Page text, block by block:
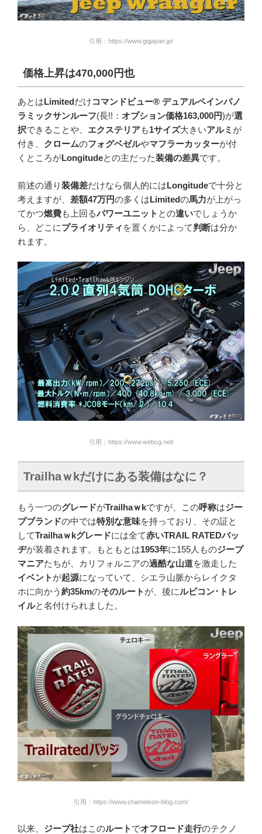
引用：https://www.gqjapan.jp/
価格上昇は470,000 円也
あとはLimitedだけコマンドビュー® デュアルペインパノ
ラミックサンルーフ(長!!： オプション価格163,000円)が選
択できることや、 エクステリアも1サイズ大きいアルミ が
付き、 クロームのフォグベゼルやマフラーカッターが付
くところがLongitudeとの主だった装備の差異です。
前述の通り装備差だけなら個人的にはLongitudeで十分と
考えますが、 差額47万円の多くはLimitedの馬力が上がっ
てかつ燃費も上回るパワーユニット との違いでしょうか
ら、どこにプライオリティ を置くかによって判断は分か
れます。
引用：https://www.webcg.net/
Trailhaｗkだけにある装備はなに？
もう一つのグレードがTrailhaｗkですが、この呼称はジー
プブランドの中では特別な意味を持っており、その証と
してTrailhaｗkグレードには全て赤いTRAIL RATEDバッ
ヂが装着されます。もともとは1953年に155人ものジープ
マニアたちが、カリフォルニアの過酷な山道を激走した
イベント が起源になっていて、シエラ山脈からレイクタ
ホに向かう 約35kmのそのルート が、後にルビコン･トレ
イルと名付けられました。
引用：https://www.chameleon-blog.com/
以来、 ジープ社はこのルート でオフロード走行のテクノ